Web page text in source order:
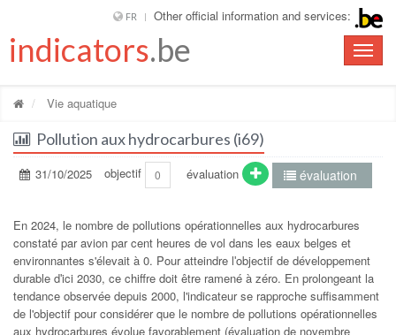
FR Other official information and services:
Toggle
indicators.be
Vie aquatique
Pollution aux hydrocarbures (i69)
31/10/2025 objectif 0 évaluation évaluation
En 2024, le nombre de pollutions opérationnelles aux hydrocarbures
constaté par avion par cent heures de vol dans les eaux belges et
environnantes s'élevait à 0. Pour atteindre lʹobjectif de développement
durable dʹici 2030, ce chiffre doit être ramené à zéro. En prolongeant la
tendance observée depuis 2000, l'indicateur se rapproche suffisamment
de l'objectif pour considérer que le nombre de pollutions opérationnelles
aux hydrocarbures évolue favorablement (évaluation de novembre